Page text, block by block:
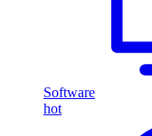
Software
hot